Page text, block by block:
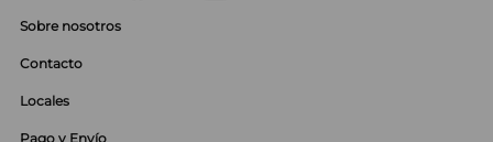
Sobre nosotros
Contacto
Locales
Pago y Envío